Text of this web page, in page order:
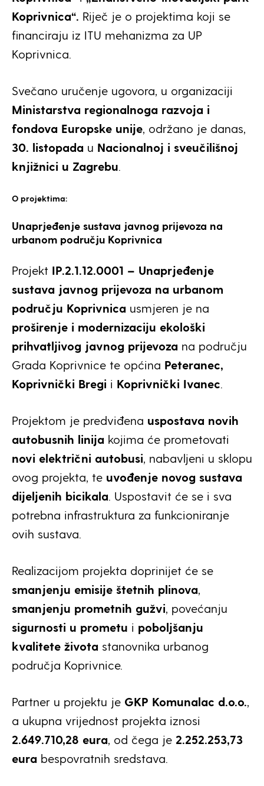
Koprivnica“. Riječ je o projektima koji se
financiraju iz ITU mehanizma za UP
Koprivnica.
Svečano uručenje ugovora, u organizaciji
Ministarstva regionalnoga razvoja i
fondova Europske unije, održano je danas,
30. listopada u Nacionalnoj i sveučilišnoj
knjižnici u Zagrebu.
O projektima:
Unaprjeđenje sustava javnog prijevoza na
urbanom području Koprivnica
Projekt IP.2.1.12.0001 – Unaprjeđenje
sustava javnog prijevoza na urbanom
području Koprivnica usmjeren je na
proširenje i modernizaciju ekološki
prihvatljivog javnog prijevoza na području
Grada Koprivnice te općina Peteranec,
Koprivnički Bregi i Koprivnički Ivanec.
Projektom je predviđena uspostava novih
autobusnih linija kojima će prometovati
novi električni autobusi, nabavljeni u sklopu
ovog projekta, te uvođenje novog sustava
dijeljenih bicikala. Uspostavit će se i sva
potrebna infrastruktura za funkcioniranje
ovih sustava.
Realizacijom projekta doprinijet će se
smanjenju emisije štetnih plinova,
smanjenju prometnih gužvi, povećanju
sigurnosti u prometu i poboljšanju
kvalitete života stanovnika urbanog
područja Koprivnice.
Partner u projektu je GKP Komunalac d.o.o.,
a ukupna vrijednost projekta iznosi
2.649.710,28 eura, od čega je 2.252.253,73
eura bespovratnih sredstava.